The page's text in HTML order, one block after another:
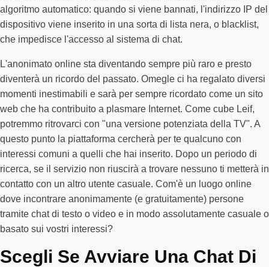
algoritmo automatico: quando si viene bannati, l'indirizzo IP del
dispositivo viene inserito in una sorta di lista nera, o blacklist,
che impedisce l'accesso al sistema di chat.
L'anonimato online sta diventando sempre più raro e presto
diventerà un ricordo del passato. Omegle ci ha regalato diversi
momenti inestimabili e sarà per sempre ricordato come un sito
web che ha contribuito a plasmare Internet. Come cube Leif,
potremmo ritrovarci con "una versione potenziata della TV". A
questo punto la piattaforma cercherà per te qualcuno con
interessi comuni a quelli che hai inserito. Dopo un periodo di
ricerca, se il servizio non riuscirà a trovare nessuno ti metterà in
contatto con un altro utente casuale. Com'è un luogo online
dove incontrare anonimamente (e gratuitamente) persone
tramite chat di testo o video e in modo assolutamente casuale o
basato sui vostri interessi?
Scegli Se Avviare Una Chat Di